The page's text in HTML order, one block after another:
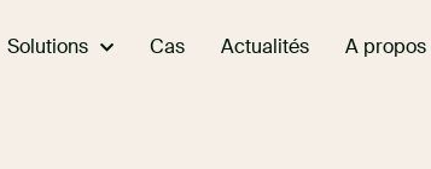
Solutions Cas Actualités A propos